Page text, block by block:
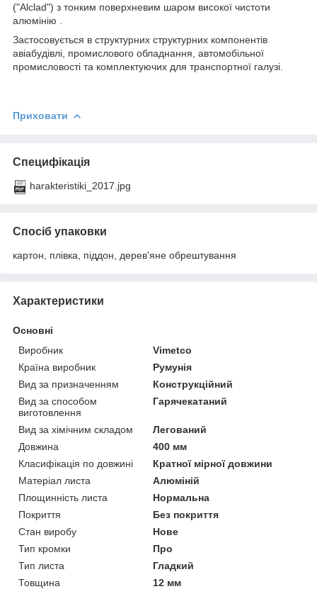
("Alclad") з тонким поверхневим шаром високої чистоти
алюмінію .
Застосовується в структурних структурних компонентів
авіабудівлі, промислового обладнання, автомобільної
промисловості та комплектуючих для транспортної галузі.
Приховати
Специфікація
harakteristiki_2017.jpg
Спосіб упаковки
картон, плівка, піддон, дерев'яне обрештування
Характеристики
Основні
Виробник
Vimetco
Країна виробник
Румунія
Вид за призначенням
Конструкційний
Вид за способом
виготовлення
Гарячекатаний
Вид за хімічним складом
Легований
Довжина
400 мм
Класифікація по довжині
Кратної мірної довжини
Матеріал листа
Алюміній
Площинність листа
Нормальна
Покриття
Без покриття
Стан виробу
Нове
Тип кромки
Про
Тип листа
Гладкий
Товщина
12 мм